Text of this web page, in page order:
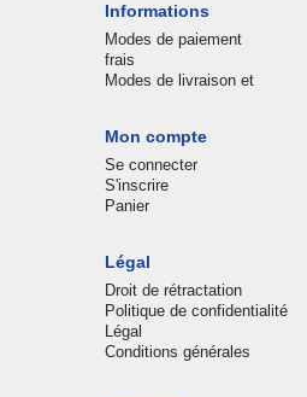
Informations
Modes de paiement
frais
Modes de livraison et
Mon compte
Se connecter
S'inscrire
Panier
Légal
Droit de rétractation
Politique de confidentialité
Légal
Conditions générales